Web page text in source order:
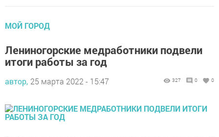
МОЙ ГОРОД
Лениногорские медработники подвели
итоги работы за год
автор, 25 марта 2022 - 15:47 327 0 0